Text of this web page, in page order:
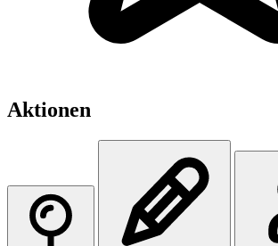
Aktionen